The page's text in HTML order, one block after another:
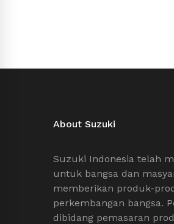
About Suzuki
Suzuki Indonesia telah
untuk bangsa dan
memberikan produk-
perkembangan bangsa.
dibidang pemasaran